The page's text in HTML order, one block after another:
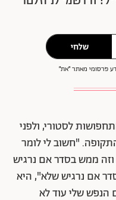
שלחי
פרסומי מאתר ״את״
לסטורי, ולפני
"חשוב לי לומר
ממש בסדר אם נרגיש
אם נרגיש שלא", היא
הנפש שלי עוד לא